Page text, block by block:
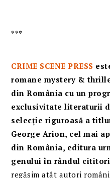
***
CRIME SCENE PRESS
romane mystery &
din România cu un
exclusivitate literaturii
selecție riguroasă a
George Arion, cel mai
din România, editura
genului în rândul
regăsim atât autori